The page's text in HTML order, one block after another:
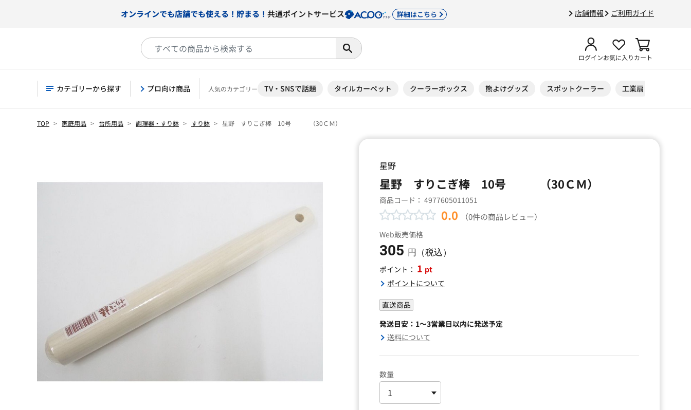
店舗情報 ご利用ガイド
オンラインでも店舗でも使える！貯まる！ 共通ポイントサービス 詳細はこちら
ログインお気に入りカート
カテゴリーから探す プロ向け商品 人気のカテゴリー TV・SNSで話題 タイルカーペット クーラーボックス 熊よけグッズ スポットクーラー 工業扇
TOP 家庭用品 台所用品 調理器・すり鉢 すり鉢 星野 すりこぎ棒 10号 （30ＣＭ）
星野
星野 すりこぎ棒 10号 （30ＣＭ）
商品コード： 4977605011051
0.0 （0件の商品レビュー）
Web販売価格
305 円（税込）
ポイント： 1 pt
ポイントについて
直送商品
発送目安：1～3営業日以内に発送予定
送料について
数量